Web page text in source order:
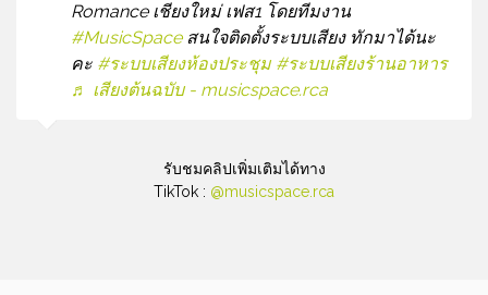
Romance เชียงใหม่ เฟส1 โดยทีมงาน
#MusicSpaceสนใจติดตั้งระบบเสียง ทักมาได้นะ
คะ #ระบบเสียงห้องประชุม #ระบบเสียงร้านอาหาร
♬ เสียงต้นฉบับ - musicspace.rca
รับชมคลิปเพิ่มเติมได้ทาง
TikTok : @musicspace.rca